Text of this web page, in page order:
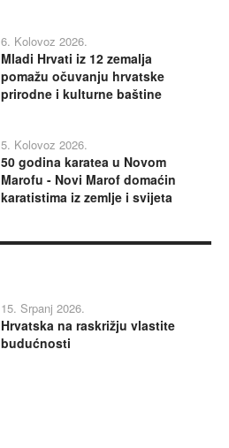
6. Kolovoz 2026.
Mladi Hrvati iz 12 zemalja
pomažu očuvanju hrvatske
prirodne i kulturne baštine
5. Kolovoz 2026.
50 godina karatea u Novom
Marofu - Novi Marof domaćin
karatistima iz zemlje i svijeta
15. Srpanj 2026.
Hrvatska na raskrižju vlastite
budućnosti